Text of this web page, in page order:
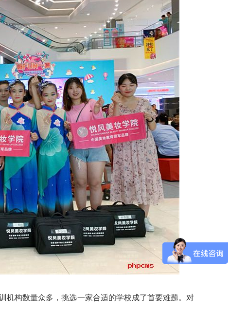
机构数量众多，挑选一家合适的学校成了首要难题。对